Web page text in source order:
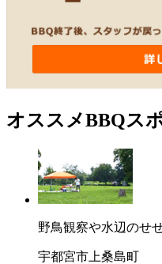
オススメBBQス
野鳥観察や水辺のせ
宇都宮市上桑島町